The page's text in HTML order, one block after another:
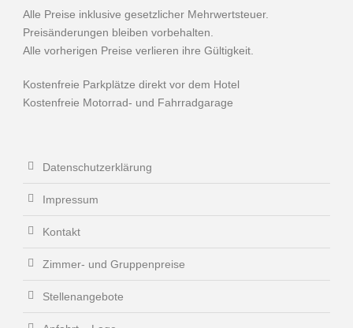
Alle Preise inklusive gesetzlicher Mehrwertsteuer.
Preisänderungen bleiben vorbehalten.
Alle vorherigen Preise verlieren ihre Gültigkeit.
Kostenfreie Parkplätze direkt vor dem Hotel
Kostenfreie Motorrad- und Fahrradgarage
Datenschutzerklärung
Impressum
Kontakt
Zimmer- und Gruppenpreise
Stellenangebote